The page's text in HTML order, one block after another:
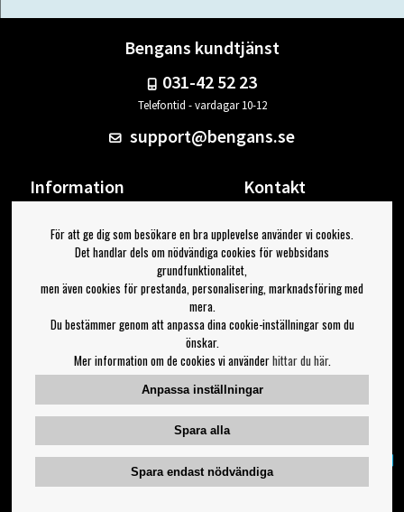
Bengans kundtjänst
031-42 52 23
Telefontid - vardagar 10-12
support@bengans.se
Information
Om Bengans
FAQ / Köp- & Leveransvillkor
Kontakt
Din sida
Logga ut
Jag vill ha tips från Bengans
Inställningar för nyhetsbrev
För att ge dig som besökare en bra upplevelse använder vi cookies.
Det handlar dels om nödvändiga cookies för webbsidans
grundfunktionalitet,
men även cookies för prestanda, personalisering, marknadsföring med
mera.
Du bestämmer genom att anpassa dina cookie-inställningar som du
önskar.
Mer information om de cookies vi använderhittar du här.
Anpassa inställningar
Spara alla
Spara endast nödvändiga